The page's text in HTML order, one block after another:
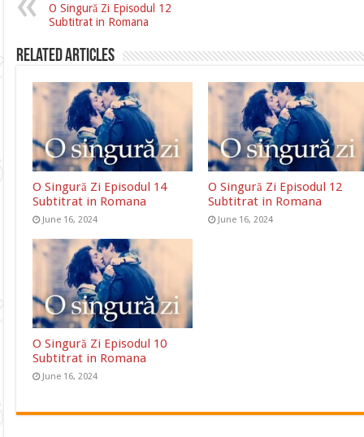
O Singură Zi Episodul 12
Subtitrat in Romana
Related Articles
O Singură Zi Episodul 14
Subtitrat in Romana
June 16, 2024
O Singură Zi Episodul 12
Subtitrat in Romana
June 16, 2024
O Singură Zi Episodul 10
Subtitrat in Romana
June 16, 2024